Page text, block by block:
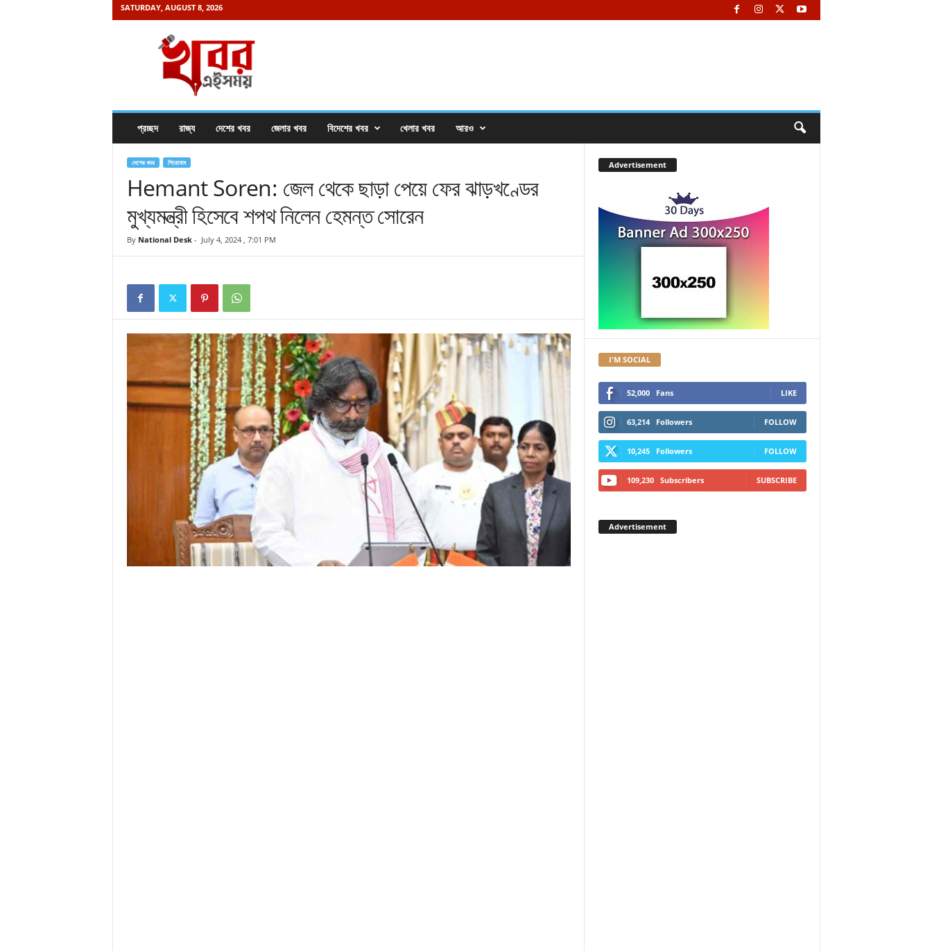
SATURDAY, AUGUST 8, 2026
প্রচ্ছদ রাজ্য দেশের খবর জেলার খবর বিদেশের খবর খেলার খবর আরও
দেশের খবর শিরোনাম
Hemant Soren: জেল থেকে ছাড়া পেয়ে ফের ঝাড়খণ্ডের
মুখ্যমন্ত্রী হিসেবে শপথ নিলেন হেমন্ত সোরেন
By National Desk- July 4, 2024 , 7:01 PM
Advertisement
I'M SOCIAL
52,000 Fans LIKE
63,214 Followers FOLLOW
10,245 Followers FOLLOW
109,230 Subscribers SUBSCRIBE
Advertisement